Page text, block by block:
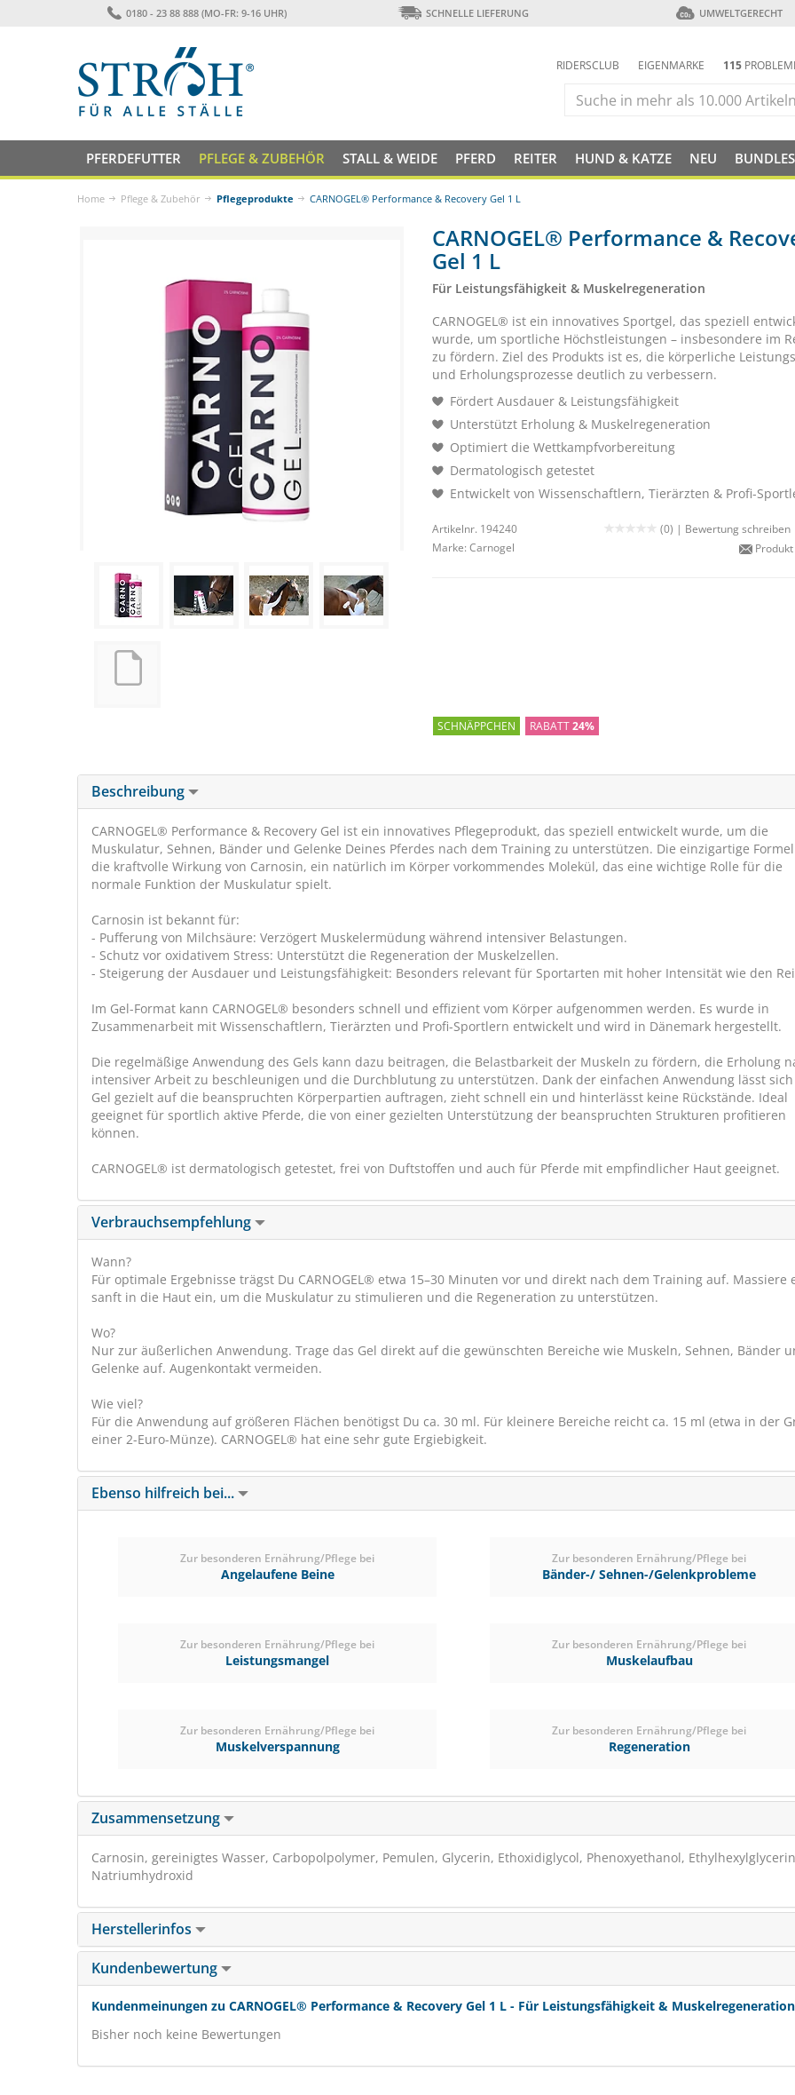
0180 - 23 88 888 (MO-FR: 9-16 UHR) SCHNELLE LIEFERUNG UMWELTGERECHT
RIDERSCLUB EIGENMARKE 115
PFERDEFUTTER PFLEGE & ZUBEHÖR STALL & WEIDE PFERD REITER HUND & KATZE NEU BUNDLES
Home Pflege & Zubehör Pflegeprodukte CARNOGEL® Performance & Recovery Gel 1 L
CARNOGEL® Performance &
Gel 1 L
Für Leistungsfähigkeit & Muskelregeneration
CARNOGEL® ist ein innovatives Sportgel, das speziell
wurde, um sportliche Höchstleistungen – insbesondere im
zu fördern. Ziel des Produkts ist es, die körperliche
und Erholungsprozesse deutlich zu verbessern.
Fördert Ausdauer & Leistungsfähigkeit
Unterstützt Erholung & Muskelregeneration
Optimiert die Wettkampfvorbereitung
Dermatologisch getestet
Entwickelt von Wissenschaftlern, Tierärzten & Profi-
Artikelnr. 194240 (0) | Bewertung schreiben
Marke: Carnogel
SCHNÄPPCHEN RABATT24%
Beschreibung
CARNOGEL® Performance & Recovery Gel ist ein innovatives Pflegeprodukt, das speziell entwickelt wurde, um die
Muskulatur, Sehnen, Bänder und Gelenke Deines Pferdes nach dem Training zu unterstützen. Die einzigartige
die kraftvolle Wirkung von Carnosin, ein natürlich im Körper vorkommendes Molekül, das eine wichtige Rolle für die
normale Funktion der Muskulatur spielt.
Carnosin ist bekannt für:
- Pufferung von Milchsäure: Verzögert Muskelermüdung während intensiver Belastungen.
- Schutz vor oxidativem Stress: Unterstützt die Regeneration der Muskelzellen.
- Steigerung der Ausdauer und Leistungsfähigkeit: Besonders relevant für Sportarten mit hoher Intensität wie den
Im Gel-Format kann CARNOGEL® besonders schnell und effizient vom Körper aufgenommen werden. Es wurde in
Zusammenarbeit mit Wissenschaftlern, Tierärzten und Profi-Sportlern entwickelt und wird in Dänemark hergestellt.
Die regelmäßige Anwendung des Gels kann dazu beitragen, die Belastbarkeit der Muskeln zu fördern, die Erholung
intensiver Arbeit zu beschleunigen und die Durchblutung zu unterstützen. Dank der einfachen Anwendung lässt
Gel gezielt auf die beanspruchten Körperpartien auftragen, zieht schnell ein und hinterlässt keine Rückstände. Ideal
geeignet für sportlich aktive Pferde, die von einer gezielten Unterstützung der beanspruchten Strukturen profitieren
können.
CARNOGEL® ist dermatologisch getestet, frei von Duftstoffen und auch für Pferde mit empfindlicher Haut geeignet.
Verbrauchsempfehlung
Wann?
Für optimale Ergebnisse trägst Du CARNOGEL® etwa 15–30 Minuten vor und direkt nach dem Training auf. Massiere
sanft in die Haut ein, um die Muskulatur zu stimulieren und die Regeneration zu unterstützen.
Wo?
Nur zur äußerlichen Anwendung. Trage das Gel direkt auf die gewünschten Bereiche wie Muskeln, Sehnen, Bänder
Gelenke auf. Augenkontakt vermeiden.
Wie viel?
Für die Anwendung auf größeren Flächen benötigst Du ca. 30 ml. Für kleinere Bereiche reicht ca. 15 ml (etwa in der
einer 2-Euro-Münze). CARNOGEL® hat eine sehr gute Ergiebigkeit.
Ebenso hilfreich bei...
Zur besonderen Ernährung/Pflege bei
Angelaufene Beine
Zur besonderen Ernährung/Pflege bei
Bänder-/ Sehnen-/Gelenkprobleme
Zur besonderen Ernährung/Pflege bei
Leistungsmangel
Zur besonderen Ernährung/Pflege bei
Muskelaufbau
Zur besonderen Ernährung/Pflege bei
Muskelverspannung
Zur besonderen Ernährung/Pflege bei
Regeneration
Zusammensetzung
Carnosin, gereinigtes Wasser, Carbopolpolymer, Pemulen, Glycerin, Ethoxidiglycol, Phenoxyethanol,
Natriumhydroxid
Herstellerinfos
Kundenbewertung
Kundenmeinungen zu CARNOGEL® Performance & Recovery Gel 1 L - Für Leistungsfähigkeit & Muskelregeneration
Bisher noch keine Bewertungen
Absorbine
Hygienic
SCHNÄPPCHEN
€ 39,90